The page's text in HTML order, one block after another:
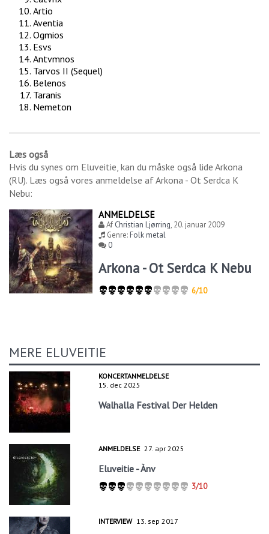
Artio
Aventia
Ogmios
Esvs
Antvmnos
Tarvos II (Sequel)
Belenos
Taranis
Nemeton
Læs også
Hvis du synes om Eluveitie, kan du måske også lide Arkona
(RU). Læs også vores anmeldelse afArkona - Ot Serdca K
Nebu:
ANMELDELSE
Af Christian Ljørring, 20. januar 2009
Genre:Folk metal
0
Arkona - Ot Serdca K Nebu
6/10
MERE ELUVEITIE
KONCERTANMELDELSE
15. dec 2025
Walhalla Festival Der Helden
ANMELDELSE 27. apr 2025
Eluveitie - Ànv
3/10
INTERVIEW 13. sep 2017